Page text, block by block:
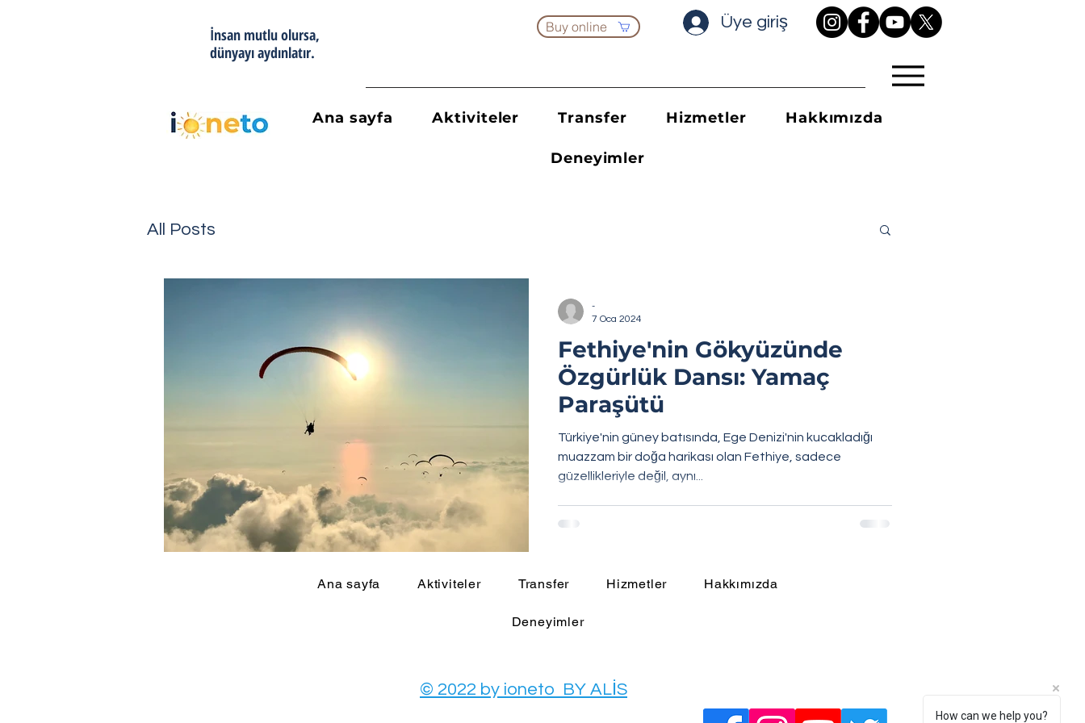
İnsan mutlu olursa,
dünyayı aydınlatır.
Buy online Üye giriş
Ana sayfa Aktiviteler Transfer Hizmetler Hakkımızda
Deneyimler
All Posts
Fethiye'nin Gökyüzünde
Özgürlük Dansı: Yamaç
Paraşütü
Türkiye'nin güney batısında, Ege Denizi'nin kucakladığı
muazzam bir doğa harikası olan Fethiye, sadece
güzellikleriyle değil, aynı...
-
7 Oca 2024
Ana sayfa Aktiviteler Transfer Hizmetler Hakkımızda
Deneyimler
© 2022 by ioneto BY ALİS
How can we help you?